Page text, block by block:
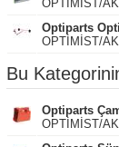
OPTİMİST/
Optiparts
OPTİMİST/
Bu
Optiparts
OPTİMİST/